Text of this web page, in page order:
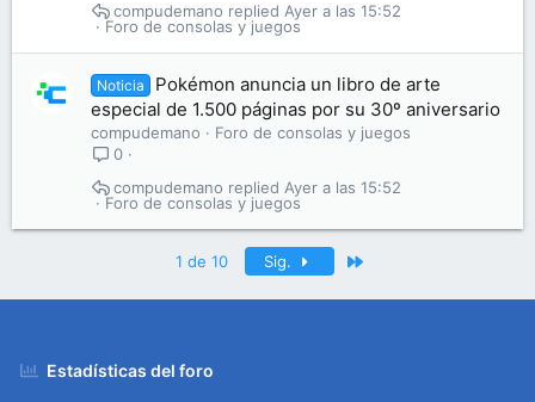
Foro de consolas y juegos
Ayer a las 15:52
compudemano
Noticia
Pokémon anuncia un libro de arte
especial de 1.500 páginas por su 30º aniversario
compudemano
Foro de consolas y juegos
0
Foro de consolas y juegos
Ayer a las 15:52
compudemano
1 de 10 Sig.
Estadísticas del foro